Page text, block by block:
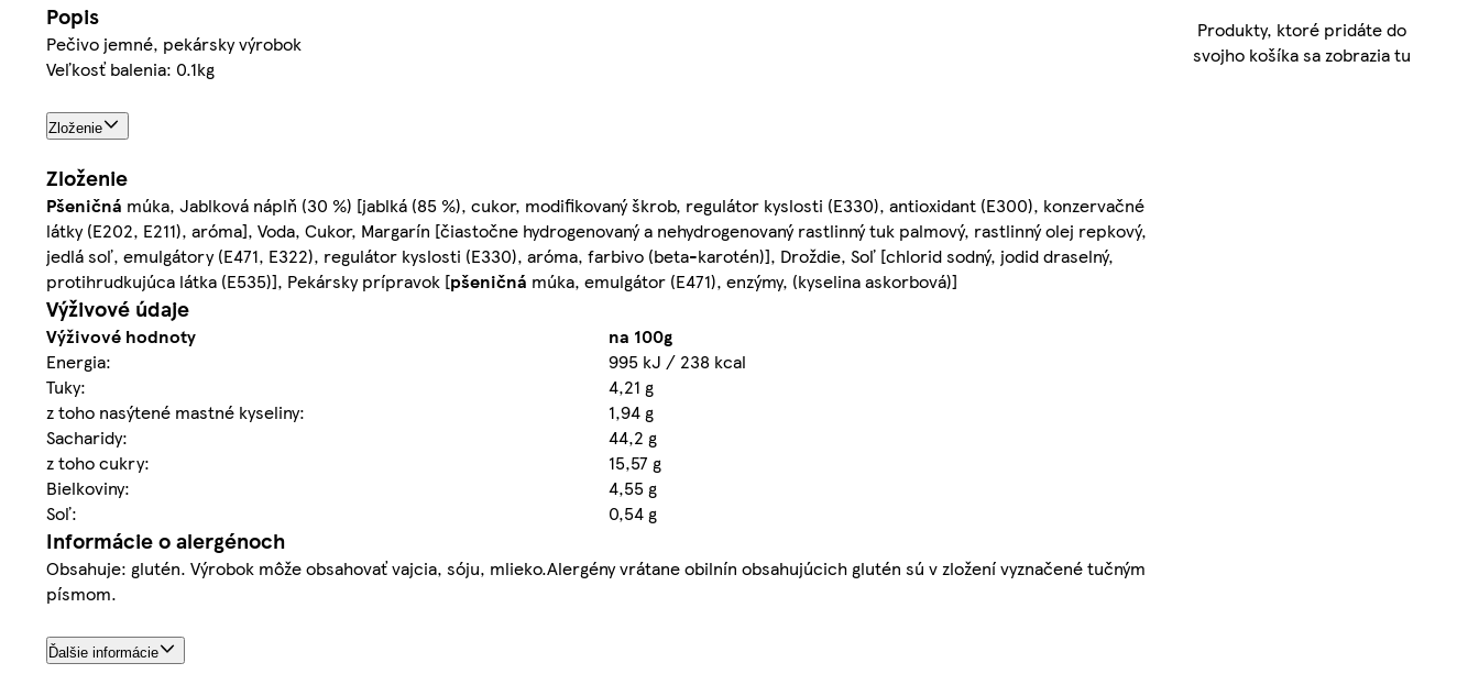
Popis
Pečivo jemné, pekársky výrobok
Veľkosť balenia: 0.1kg
Zloženie
Zloženie
Pšeničná múka, Jablková náplň (30 %) [jablká (85 %), cukor, modifikovaný škrob, regulátor kyslosti (E330), antioxidant (E300), konzervačné
látky (E202, E211), aróma], Voda, Cukor, Margarín [čiastočne hydrogenovaný a nehydrogenovaný rastlinný tuk palmový, rastlinný olej repkový,
jedlá soľ, emulgátory (E471, E322), regulátor kyslosti (E330), aróma, farbivo (beta-karotén)], Droždie, Soľ [chlorid sodný, jodid draselný,
protihrudkujúca látka (E535)], Pekársky prípravok [pšeničná múka, emulgátor (E471), enzýmy, (kyselina askorbová)]
Výživové údaje
Výživové hodnoty
na 100g
Energia:
995 kJ / 238 kcal
Tuky:
4,21 g
z toho nasýtené mastné kyseliny:
1,94 g
Sacharidy:
44,2 g
z toho cukry:
15,57 g
Bielkoviny:
4,55 g
Soľ:
0,54 g
Informácie o alergénoch
Obsahuje: glutén. Výrobok môže obsahovať vajcia, sóju, mlieko.Alergény vrátane obilnín obsahujúcich glutén sú v zložení vyznačené tučným
písmom.
Ďalšie informácie
Produkty, ktoré pridáte do
svojho košíka sa zobrazia tu